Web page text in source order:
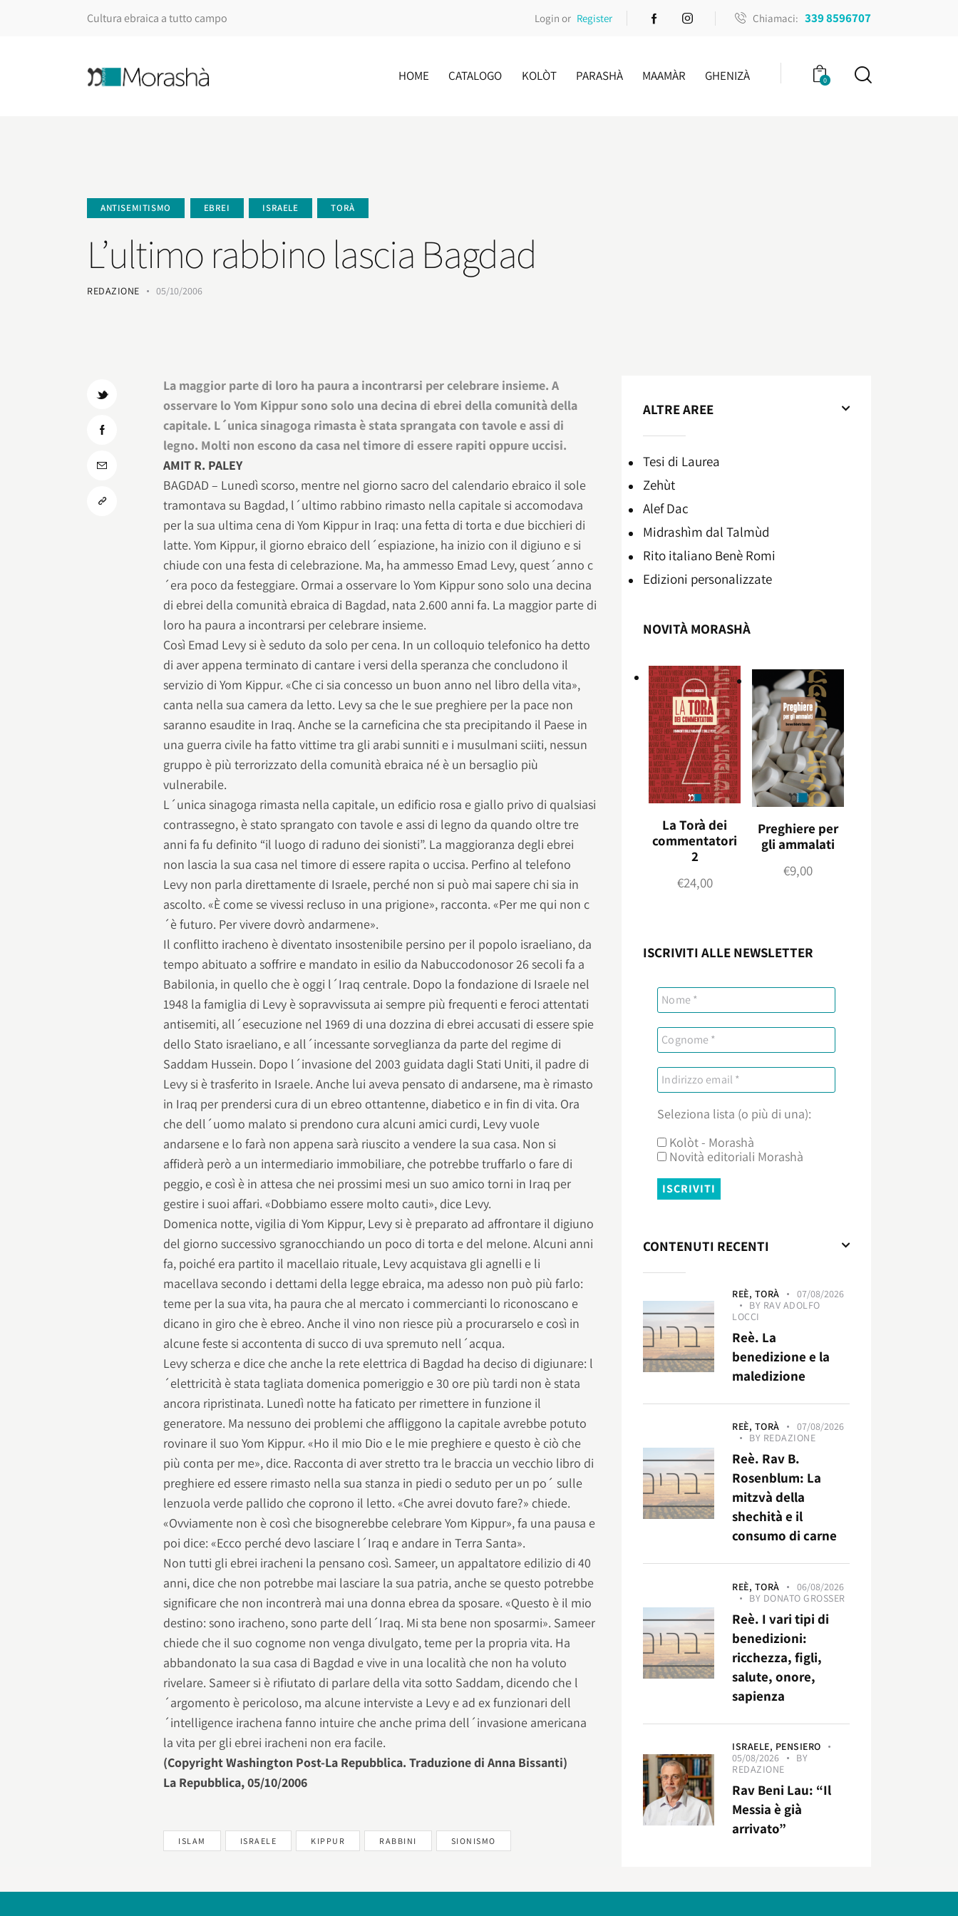
Cultura ebraica a tutto campo Login or Register Chiamaci: 339 8596707
HOME CATALOGO KOLÒT PARASHÀ MAAMÀR GHENIZÀ 0
ANTISEMITISMO EBREI ISRAELE TORÀ
L’ultimo rabbino lascia Bagdad
REDAZIONE 05/10/2006
La maggior parte di loro ha paura a incontrarsi per celebrare insieme. A
osservare lo Yom Kippur sono solo una decina di ebrei della comunità della
capitale. L´unica sinagoga rimasta è stata sprangata con tavole e assi di
legno. Molti non escono da casa nel timore di essere rapiti oppure uccisi.
AMIT R. PALEY
BAGDAD – Lunedì scorso, mentre nel giorno sacro del calendario ebraico il sole
tramontava su Bagdad, l´ultimo rabbino rimasto nella capitale si accomodava
per la sua ultima cena di Yom Kippur in Iraq: una fetta di torta e due bicchieri di
latte. Yom Kippur, il giorno ebraico dell´espiazione, ha inizio con il digiuno e si
chiude con una festa di celebrazione. Ma, ha ammesso Emad Levy, quest´anno c
´era poco da festeggiare. Ormai a osservare lo Yom Kippur sono solo una decina
di ebrei della comunità ebraica di Bagdad, nata 2.600 anni fa. La maggior parte di
loro ha paura a incontrarsi per celebrare insieme.
Così Emad Levy si è seduto da solo per cena. In un colloquio telefonico ha detto
di aver appena terminato di cantare i versi della speranza che concludono il
servizio di Yom Kippur. «Che ci sia concesso un buon anno nel libro della vita»,
canta nella sua camera da letto. Levy sa che le sue preghiere per la pace non
saranno esaudite in Iraq. Anche se la carneficina che sta precipitando il Paese in
una guerra civile ha fatto vittime tra gli arabi sunniti e i musulmani sciiti, nessun
gruppo è più terrorizzato della comunità ebraica né è un bersaglio più
vulnerabile.
L´unica sinagoga rimasta nella capitale, un edificio rosa e giallo privo di qualsiasi
contrassegno, è stato sprangato con tavole e assi di legno da quando oltre tre
anni fa fu definito “il luogo di raduno dei sionisti”. La maggioranza degli ebrei
non lascia la sua casa nel timore di essere rapita o uccisa. Perfino al telefono
Levy non parla direttamente di Israele, perché non si può mai sapere chi sia in
ascolto. «È come se vivessi recluso in una prigione», racconta. «Per me qui non c
´è futuro. Per vivere dovrò andarmene».
Il conflitto iracheno è diventato insostenibile persino per il popolo israeliano, da
tempo abituato a soffrire e mandato in esilio da Nabuccodonosor 26 secoli fa a
Babilonia, in quello che è oggi l´Iraq centrale. Dopo la fondazione di Israele nel
1948 la famiglia di Levy è sopravvissuta ai sempre più frequenti e feroci attentati
antisemiti, all´esecuzione nel 1969 di una dozzina di ebrei accusati di essere spie
dello Stato israeliano, e all´incessante sorveglianza da parte del regime di
Saddam Hussein. Dopo l´invasione del 2003 guidata dagli Stati Uniti, il padre di
Levy si è trasferito in Israele. Anche lui aveva pensato di andarsene, ma è rimasto
in Iraq per prendersi cura di un ebreo ottantenne, diabetico e in fin di vita. Ora
che dell´uomo malato si prendono cura alcuni amici curdi, Levy vuole
andarsene e lo farà non appena sarà riuscito a vendere la sua casa. Non si
affiderà però a un intermediario immobiliare, che potrebbe truffarlo o fare di
peggio, e così è in attesa che nei prossimi mesi un suo amico torni in Iraq per
gestire i suoi affari. «Dobbiamo essere molto cauti», dice Levy.
Domenica notte, vigilia di Yom Kippur, Levy si è preparato ad affrontare il digiuno
del giorno successivo sgranocchiando un poco di torta e del melone. Alcuni anni
fa, poiché era partito il macellaio rituale, Levy acquistava gli agnelli e li
macellava secondo i dettami della legge ebraica, ma adesso non può più farlo:
teme per la sua vita, ha paura che al mercato i commercianti lo riconoscano e
dicano in giro che è ebreo. Anche il vino non riesce più a procurarselo e così in
alcune feste si accontenta di succo di uva spremuto nell´acqua.
Levy scherza e dice che anche la rete elettrica di Bagdad ha deciso di digiunare: l
´elettricità è stata tagliata domenica pomeriggio e 30 ore più tardi non è stata
ancora ripristinata. Lunedì notte ha faticato per rimettere in funzione il
generatore. Ma nessuno dei problemi che affliggono la capitale avrebbe potuto
rovinare il suo Yom Kippur. «Ho il mio Dio e le mie preghiere e questo è ciò che
più conta per me», dice. Racconta di aver stretto tra le braccia un vecchio libro di
preghiere ed essere rimasto nella sua stanza in piedi o seduto per un po´ sulle
lenzuola verde pallido che coprono il letto. «Che avrei dovuto fare?» chiede.
«Ovviamente non è così che bisognerebbe celebrare Yom Kippur», fa una pausa e
poi dice: «Ecco perché devo lasciare l´Iraq e andare in Terra Santa».
Non tutti gli ebrei iracheni la pensano così. Sameer, un appaltatore edilizio di 40
anni, dice che non potrebbe mai lasciare la sua patria, anche se questo potrebbe
significare che non incontrerà mai una donna ebrea da sposare. «Questo è il mio
destino: sono iracheno, sono parte dell´Iraq. Mi sta bene non sposarmi». Sameer
chiede che il suo cognome non venga divulgato, teme per la propria vita. Ha
abbandonato la sua casa di Bagdad e vive in una località che non ha voluto
rivelare. Sameer si è rifiutato di parlare della vita sotto Saddam, dicendo che l
´argomento è pericoloso, ma alcune interviste a Levy e ad ex funzionari dell
´intelligence irachena fanno intuire che anche prima dell´invasione americana
la vita per gli ebrei iracheni non era facile.
(Copyright Washington Post-La Repubblica. Traduzione di Anna Bissanti)
La Repubblica, 05/10/2006
ISLAM ISRAELE KIPPUR RABBINI SIONISMO
ALTRE AREE
Tesi di Laurea
Zehùt
Alef Dac
Midrashìm dal Talmùd
Rito italiano Benè Romi​
Edizioni personalizzate
NOVITÀ MORASHÀ
La Torà dei
commentatori
2
€24,00
Preghiere per
gli ammalati
€9,00
ISCRIVITI ALLE NEWSLETTER
Seleziona lista (o più di una):
Kolòt - Morashà
Novità editoriali Morashà
CONTENUTI RECENTI
REÈ, TORÀ
07/08/2026
BY RAV ADOLFO
LOCCI
Reè. La
benedizione e la
maledizione
REÈ, TORÀ
07/08/2026
BY REDAZIONE
Reè. Rav B.
Rosenblum: La
mitzvà della
shechità e il
consumo di carne
REÈ, TORÀ
06/08/2026
BY DONATO GROSSER
Reè. I vari tipi di
benedizioni:
ricchezza, figli,
salute, onore,
sapienza
ISRAELE, PENSIERO
05/08/2026
BY
REDAZIONE
Rav Beni Lau: “Il
Messia è già
arrivato”